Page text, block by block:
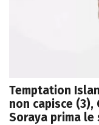
Temptation
non capisce
Soraya prima le